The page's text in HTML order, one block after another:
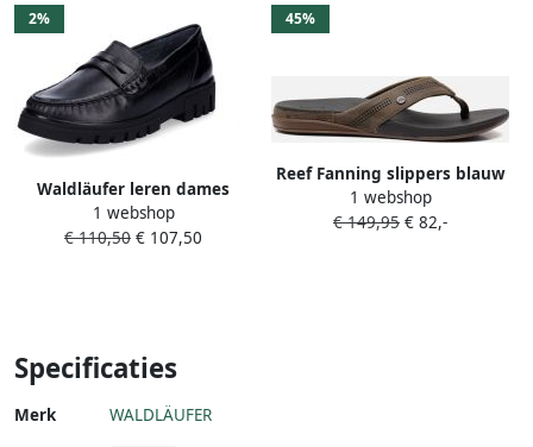
2%
Waldläufer leren dames
slipper Serena zwart
1 webshop
€ 110,50 € 107,50
45%
Reef Fanning slippers blauw
Imitatieleer
1 webshop
€ 149,95 € 82,-
Specificaties
Merk WALDLÄUFER